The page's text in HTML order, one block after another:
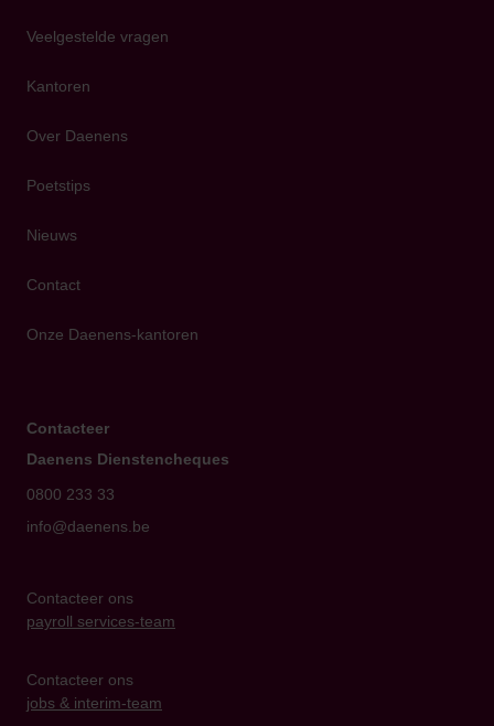
Veelgestelde vragen
Kantoren
Over Daenens
Poetstips
Nieuws
Contact
Onze Daenens-kantoren
Contacteer
Daenens Dienstencheques
0800 233 33
info@daenens.be
Contacteer ons
payroll services-team
Contacteer ons
jobs & interim-team